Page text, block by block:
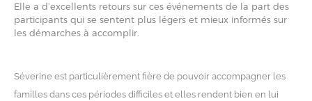
Elle a d’excellents retours sur ces événements de la part des
participants qui se sentent plus légers et mieux informés sur
les démarches à accomplir.
Séverine est particulièrement fière de pouvoir accompagner les
familles dans ces périodes difficiles et elles rendent bien en lui